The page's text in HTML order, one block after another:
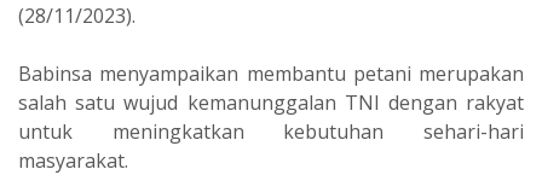
(28/11/2023).
Babinsa menyampaikan membantu petani merupakan
salah satu wujud kemanunggalan TNI dengan rakyat
untuk meningkatkan kebutuhan sehari-hari
masyarakat.